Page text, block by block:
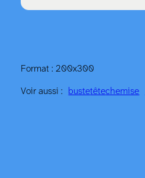
Format : 200x300
Voir aussi : bustetêtechemise